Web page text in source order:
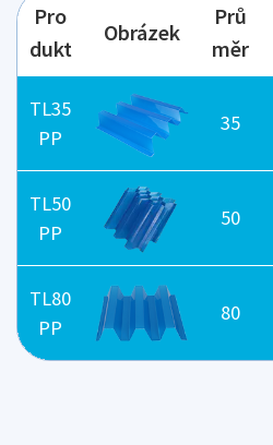
Pro
dukt
Obrázek
Prů
měr
TL35
PP
35
TL50
PP
50
TL80
PP
80